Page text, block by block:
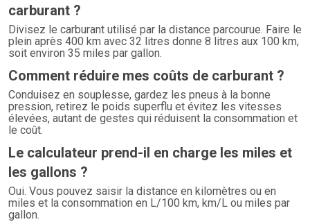
carburant ?
Divisez le carburant utilisé par la distance parcourue. Faire le
plein après 400 km avec 32 litres donne 8 litres aux 100 km,
soit environ 35 miles par gallon.
Comment réduire mes coûts de carburant ?
Conduisez en souplesse, gardez les pneus à la bonne
pression, retirez le poids superflu et évitez les vitesses
élevées, autant de gestes qui réduisent la consommation et
le coût.
Le calculateur prend-il en charge les miles et
les gallons ?
Oui. Vous pouvez saisir la distance en kilomètres ou en
miles et la consommation en L/100 km, km/L ou miles par
gallon.